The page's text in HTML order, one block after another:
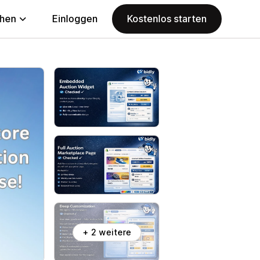
Einloggen Kostenlos starten
+ 2 weitere